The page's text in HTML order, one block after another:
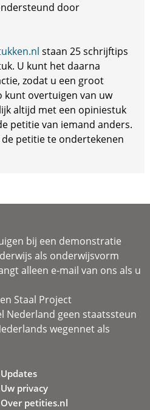
door
staan 25 schrijftips
U kunt het daarna
zodat u een groot
kunt overtuigen van uw
altijd met een opiniestuk
petitie van iemand anders.
petitie te ondertekenen
bij een demonstratie
als onderwijsvorm
alleen e-mail van ons als u
Staal Project
Nederland geen staatssteun
wegennet als
Updates
Uw privacy
Over petities.nl